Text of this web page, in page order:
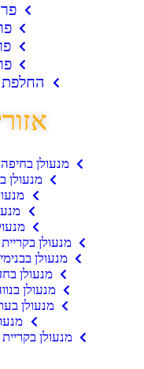
החלפת
מנעולן בחיפה
מנעולן
מנעולן
מנעולן
מנעולן
מנעולן
מנעולן
מנעולן